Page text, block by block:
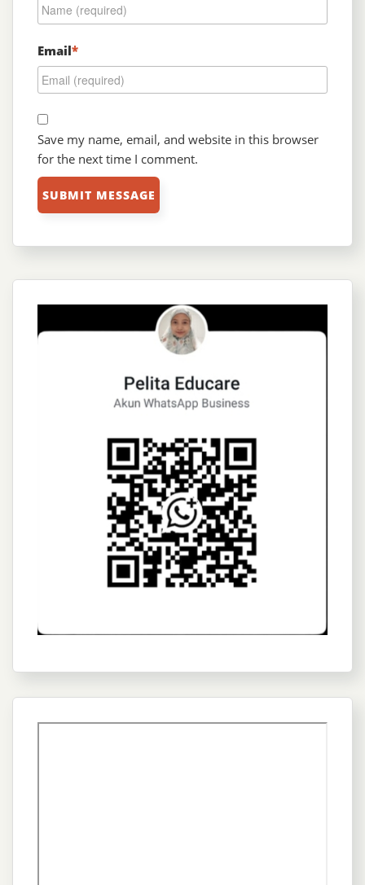
Email*
Save my name, email, and website in this browser
for the next time I comment.